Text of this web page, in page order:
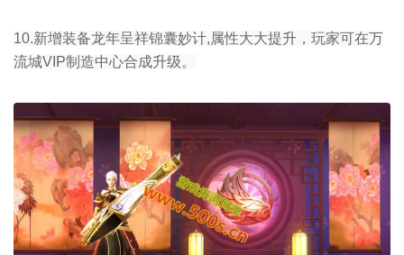
10.新增装备龙年呈祥锦囊妙计,属性大大提升，玩家可在万
流城VIP制造中心合成升级。